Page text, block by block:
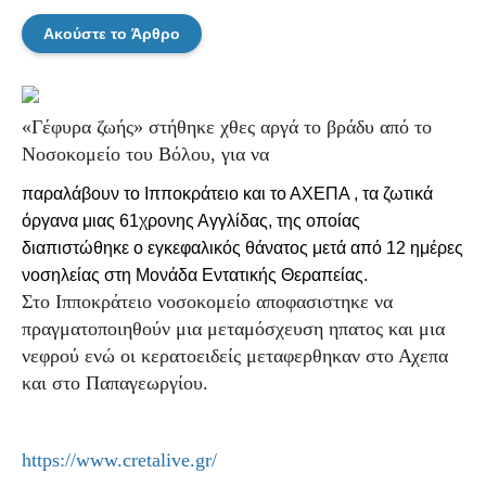
Ακούστε το Άρθρο
«Γέφυρα ζωής» στήθηκε χθες αργά το βράδυ από το
Νοσοκομείο του Βόλου, για να
παραλάβουν το Ιπποκράτειο και το ΑΧΕΠΑ , τα ζωτικά
όργανα μιας 61χρονης Αγγλίδας, της οποίας
διαπιστώθηκε ο εγκεφαλικός θάνατος μετά από 12 ημέρες
νοσηλείας στη Μονάδα Εντατικής Θεραπείας.
Στο Ιπποκράτειο νοσοκομείο αποφασιστηκε να
πραγματοποιηθούν μια μεταμόσχευση ηπατος και μια
νεφρού ενώ οι κερατοειδείς μεταφερθηκαν στο Αχεπα
και στο Παπαγεωργίου.
https://www.cretalive.gr/